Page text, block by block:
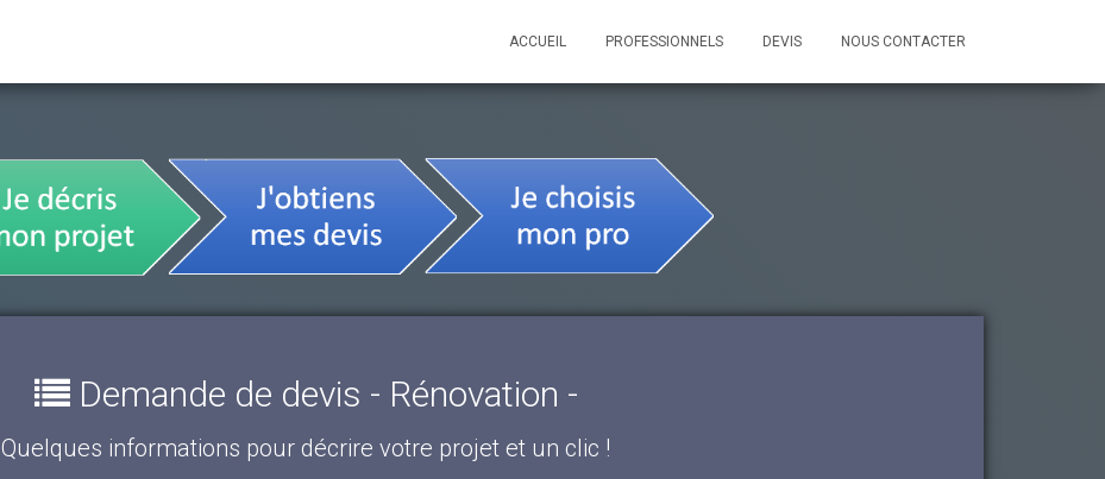
ACCUEIL PROFESSIONNELS DEVIS NOUS CONTACTER
Demande de devis - Rénovation -
Quelques informations pour décrire votre projet et un clic !